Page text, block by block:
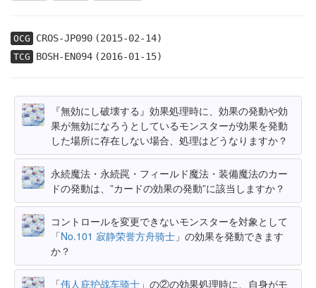
OCG CROS-JP090(2015-02-14)
TCG BOSH-EN094(2016-01-15)
『無効にし破壊する』効果処理時に、効果の発動や効
果が無効になろうとしているモンスターが効果を発動
した場所に存在しない場合、処理はどうなりますか？
永続魔法・永続罠・フィールド魔法・装備魔法のカー
ドの発動は、”カードの効果の発動”に該当しますか？
コントロールを変更できないモンスターを対象として
「No.101 寂静荣誉方舟骑士 」の効果を発動できます
か？
「伟人庇护战车骑士 」の②の効果処理時に、自身がモ